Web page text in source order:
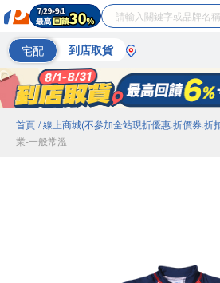
宅配 到店取貨
首頁 / 線上商城(不參加全站現折優惠.折價券.折
業-一般常溫